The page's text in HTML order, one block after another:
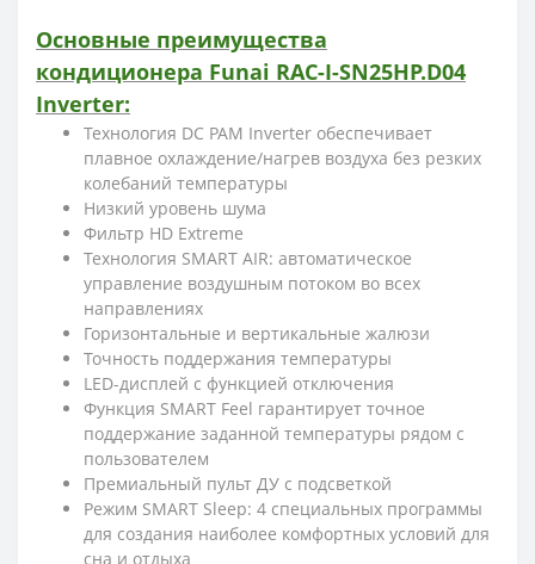
Основные преимущества
кондиционера Funai RAC-I-SN25HP.D04
Inverter:
Технология DС PAM Inverter обеспечивает
плавное охлаждение/нагрев воздуха без резких
колебаний температуры
Низкий уровень шума
Фильтр HD Extreme
Технология SMART AIR: автоматическое
управление воздушным потоком во всех
направлениях
Горизонтальные и вертикальные жалюзи
Точность поддержания температуры
LED-дисплей с функцией отключения
Функция SMART Feel гарантирует точное
поддержание заданной температуры рядом с
пользователем
Премиальный пульт ДУ с подсветкой
Режим SMART Sleep: 4 специальных программы
для создания наиболее комфортных условий для
сна и отдыха